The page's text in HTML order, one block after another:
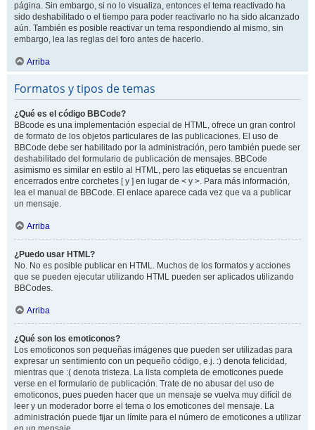
página. Sin embargo, si no lo visualiza, entonces el tema reactivado ha
sido deshabilitado o el tiempo para poder reactivarlo no ha sido alcanzado
aún. También es posible reactivar un tema respondiendo al mismo, sin
embargo, lea las reglas del foro antes de hacerlo.
Arriba
Formatos y tipos de temas
¿Qué es el código BBCode?
BBcode es una implementación especial de HTML, ofrece un gran control
de formato de los objetos particulares de las publicaciones. El uso de
BBCode debe ser habilitado por la administración, pero también puede ser
deshabilitado del formulario de publicación de mensajes. BBCode
asimismo es similar en estilo al HTML, pero las etiquetas se encuentran
encerrados entre corchetes [ y ] en lugar de < y >. Para más información,
lea el manual de BBCode. El enlace aparece cada vez que va a publicar
un mensaje.
Arriba
¿Puedo usar HTML?
No. No es posible publicar en HTML. Muchos de los formatos y acciones
que se pueden ejecutar utilizando HTML pueden ser aplicados utilizando
BBCodes.
Arriba
¿Qué son los emoticonos?
Los emoticonos son pequeñas imágenes que pueden ser utilizadas para
expresar un sentimiento con un pequeño código, e.j. :) denota felicidad,
mientras que :( denota tristeza. La lista completa de emoticones puede
verse en el formulario de publicación. Trate de no abusar del uso de
emoticonos, pues pueden hacer que un mensaje se vuelva muy difícil de
leer y un moderador borre el tema o los emoticones del mensaje. La
administración puede fijar un límite para el número de emoticones a utilizar